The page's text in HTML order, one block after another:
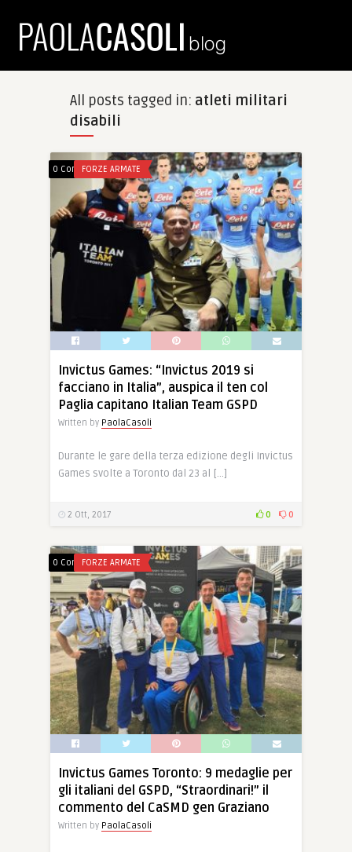
All posts tagged in: atleti militari
disabili
0 CommentsFORZE ARMATE
Invictus Games: “Invictus 2019 si
facciano in Italia”, auspica il ten col
Paglia capitano Italian Team GSPD
Written by PaolaCasoli
Durante le gare della terza edizione degli Invictus
Games svolte a Toronto dal 23 al […]
2 Ott, 2017 0 0
0 CommentsFORZE ARMATE
Invictus Games Toronto: 9 medaglie per
gli italiani del GSPD, “Straordinari!” il
commento del CaSMD gen Graziano
Written by PaolaCasoli